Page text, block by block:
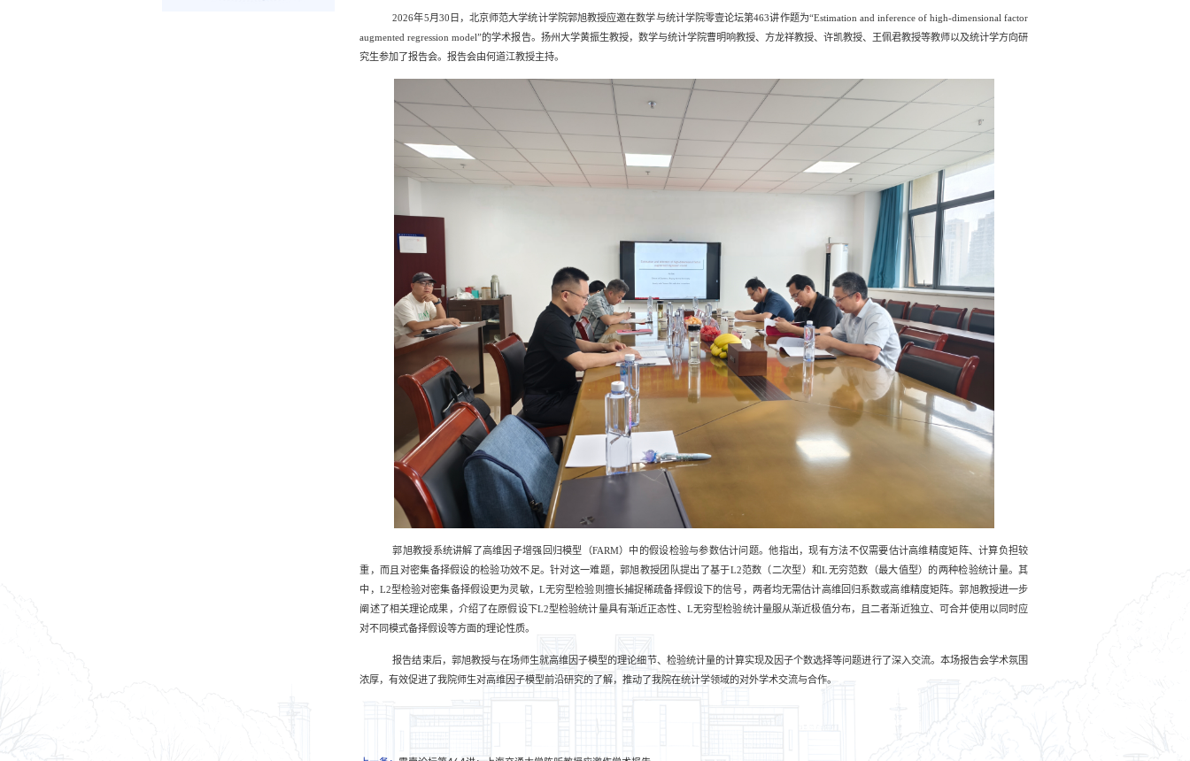
2026年5月30 日，北京师范大学统计学院郭旭教授应邀在数学与统计学院零壹论坛第463讲作题为“Estimation and inference of high-dimensional factor
augmented regression model”的学术报告。扬州大学黄振生教授，数学与统计学院曹明响教授、方龙祥教授、许凯教授、王佩君教授等教师以及统计学方向研
究生参加了报告会。报告会由何道江教授主持。
郭旭教授系统讲解了高维因子增强回归模型（FARM）中的假设检验与参数估计问题。他指出，现有方法不仅需要估计高维精度矩阵、计算负担较
重，而且对密集备择假设的检验功效不足。针对这一难题，郭旭教授团队提出了基于L2范数（二次型）和L无穷范数（最大值型）的两种检验统计量。其
中， L2型检验对密集备择假设更为灵敏， L无穷型检验则擅长捕捉稀疏备择假设下的信号，两者均无需估计高维回归系数或高维精度矩阵。郭旭教授进一步
阐述了相关理论成果，介绍了在原假设下L2型检验统计量具有渐近正态性、 L无穷型检验统计量服从渐近极值分布，且二者渐近独立、可合并使用以同时应
对不同模式备择假设等方面的理论性质。
报告结束后，郭旭教授与在场师生就高维因子模型的理论细节、检验统计量的计算实现及因子个数选择等问题进行了深入交流。本场报告会学术氛围
浓厚，有效促进了我院师生对高维因子模型前沿研究的了解，推动了我院在统计学领域的对外学术交流与合作。